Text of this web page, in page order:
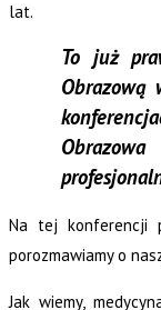
lat.
To już
Obrazową
Na tej konferencji
porozmawiamy o
Jak wiemy,